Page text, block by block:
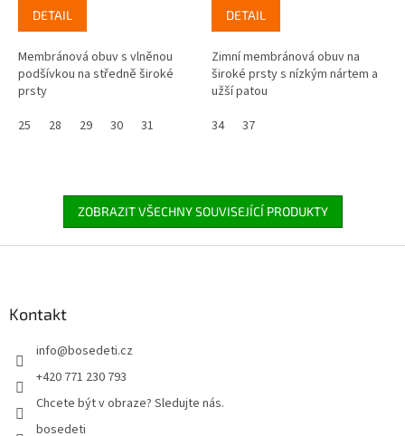
DETAIL
Membránová obuv s vlněnou
podšívkou na středně široké
prsty
25
28 29 30 31
DETAIL
Zimní membránová obuv na
široké prsty s nízkým nártem a
užší patou
34
37
ZOBRAZIT VŠECHNY SOUVISEJÍCÍ PRODUKTY
Kontakt
info@bosedeti.cz
+420 771 230 793
Chcete být v obraze? Sledujte nás.
bosedeti